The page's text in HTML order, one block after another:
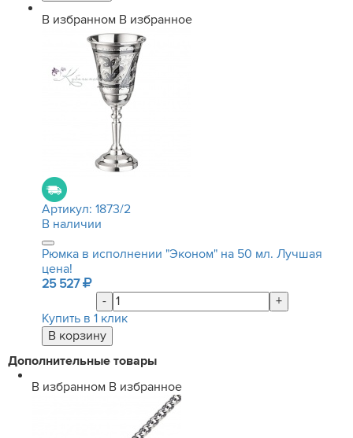
В избранном В избранное
Артикул: 1873/2
В наличии
Рюмка в исполнении "Эконом" на 50 мл. Лучшая
цена!
25 527
-
+
Купить в 1 клик
Дополнительные товары
В избранном В избранное